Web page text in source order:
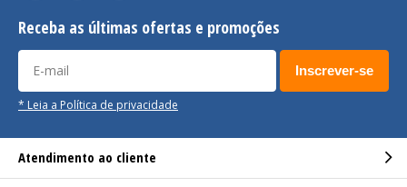
Receba as últimas ofertas e promoções
Inscrever-se
* Leia a Política de privacidade
Atendimento ao cliente